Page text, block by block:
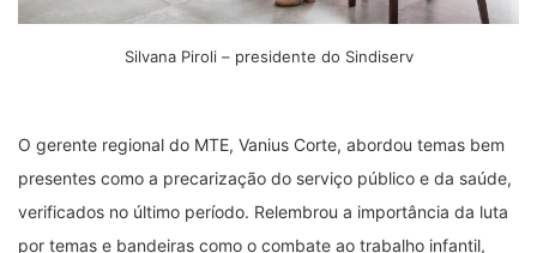
Silvana Piroli – presidente do Sindiserv
O gerente regional do MTE, Vanius Corte, abordou temas bem
presentes como a precarização do serviço público e da saúde,
verificados no último período. Relembrou a importância da luta
por temas e bandeiras como o combate ao trabalho infantil,